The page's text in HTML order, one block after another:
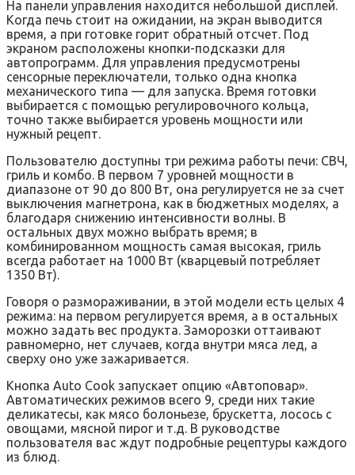
На панели управления находится небольшой дисплей.
Когда печь стоит на ожидании, на экран выводится
время, а при готовке горит обратный отсчет. Под
экраном расположены кнопки-подсказки для
автопрограмм. Для управления предусмотрены
сенсорные переключатели, только одна кнопка
механического типа — для запуска. Время готовки
выбирается с помощью регулировочного кольца,
точно также выбирается уровень мощности или
нужный рецепт.
Пользователю доступны три режима работы печи: СВЧ,
гриль и комбо. В первом 7 уровней мощности в
диапазоне от 90 до 800 Вт, она регулируется не за счет
выключения магнетрона, как в бюджетных моделях, а
благодаря снижению интенсивности волны. В
остальных двух можно выбрать время; в
комбинированном мощность самая высокая, гриль
всегда работает на 1000 Вт (кварцевый потребляет
1350 Вт).
Говоря о размораживании, в этой модели есть целых 4
режима: на первом регулируется время, а в остальных
можно задать вес продукта. Заморозки оттаивают
равномерно, нет случаев, когда внутри мяса лед, а
сверху оно уже зажаривается.
Кнопка Auto Cook запускает опцию «Автоповар».
Автоматических режимов всего 9, среди них такие
деликатесы, как мясо болоньезе, брускетта, лосось с
овощами, мясной пирог и т.д. В руководстве
пользователя вас ждут подробные рецептуры каждого
из блюд.